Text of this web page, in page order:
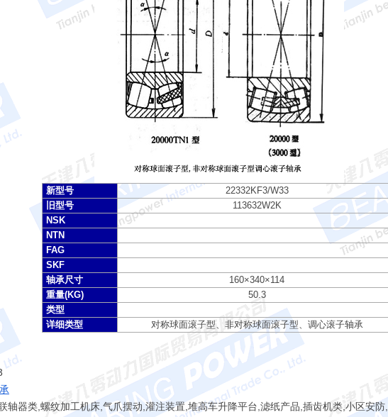
新型号
22332KF3/W33
旧型号
113632W2K
NSK
NTN
FAG
SKF
轴承尺寸
160×340×114
重量(KG)
50.3
类型
详细类型
对称球面滚子型、非对称球面滚子型、调心滚子轴承
轴器类,螺纹加工机床,气爪摆动,灌注装置,堆高车升降平台,滤纸产品,插齿机类,小区安防